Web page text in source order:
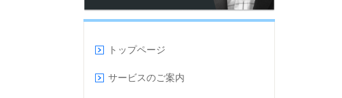
トップページ
サービスのご案内